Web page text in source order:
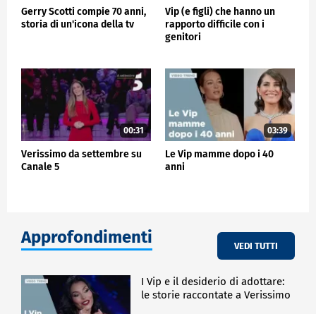
Gerry Scotti compie 70 anni,
storia di un'icona della tv
Vip (e figli) che hanno un
rapporto difficile con i
genitori
00:31
Verissimo da settembre su
Canale 5
03:39
Le Vip mamme dopo i 40
anni
Approfondimenti VEDI TUTTI
I Vip e il desiderio di adottare:
le storie raccontate a Verissimo